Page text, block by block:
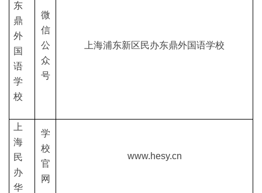
东
鼎
外
国
语
学
校
微
信
公
众
号
上海浦东新区民办东鼎外国语学校
上
海
民
办
华
学
校
官
网
www.hesy.cn